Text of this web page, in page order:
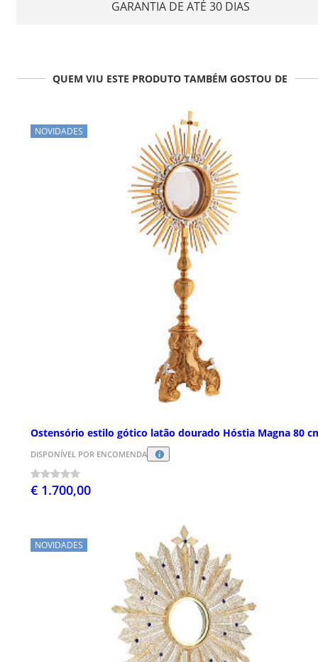
GARANTIA DE ATÉ 30 DIAS
QUEM VIU ESTE PRODUTO TAMBÉM GOSTOU DE
NOVIDADES
Ostensório estilo gótico latão dourado Hóstia Magna 80
DISPONÍVEL POR ENCOMENDA
€ 1.700,00
NOVIDADES